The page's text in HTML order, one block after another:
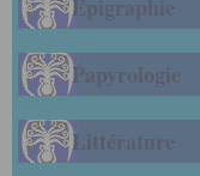
Épigraphie
Papyrologie
Littérature